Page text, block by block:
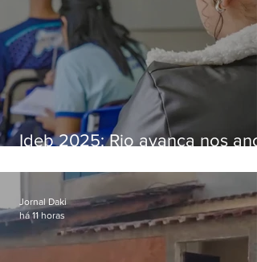
Ideb 2025: Rio avança nos
nacional
Jornal Daki
há 11 horas